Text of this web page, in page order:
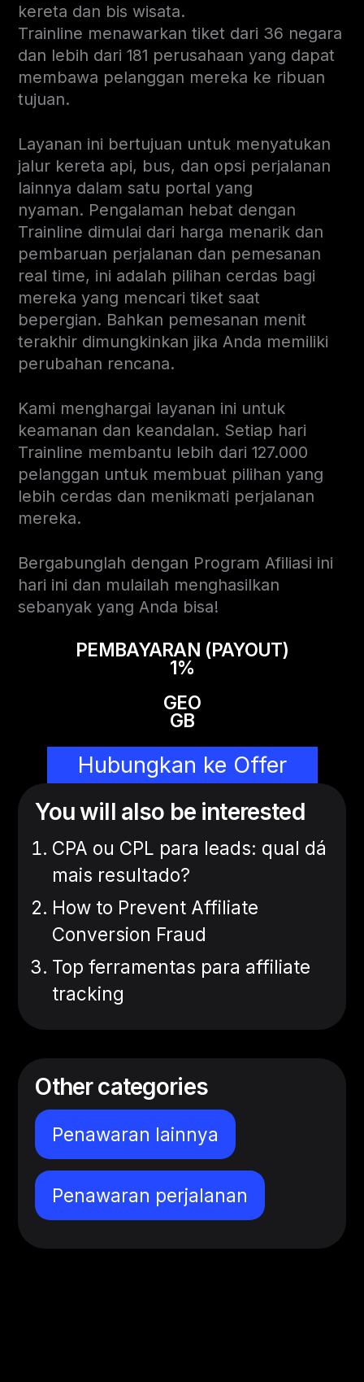
kereta dan bis wisata.
Trainline menawarkan tiket dari 36 negara
dan lebih dari 181 perusahaan yang dapat
membawa pelanggan mereka ke ribuan
tujuan.
Layanan ini bertujuan untuk menyatukan
jalur kereta api, bus, dan opsi perjalanan
lainnya dalam satu portal yang
nyaman. Pengalaman hebat dengan
Trainline dimulai dari harga menarik dan
pembaruan perjalanan dan pemesanan
real time, ini adalah pilihan cerdas bagi
mereka yang mencari tiket saat
bepergian. Bahkan pemesanan menit
terakhir dimungkinkan jika Anda memiliki
perubahan rencana.
Kami menghargai layanan ini untuk
keamanan dan keandalan. Setiap hari
Trainline membantu lebih dari 127.000
pelanggan untuk membuat pilihan yang
lebih cerdas dan menikmati perjalanan
mereka.
Bergabunglah dengan Program Afiliasi ini
hari ini dan mulailah menghasilkan
sebanyak yang Anda bisa!
PEMBAYARAN (PAYOUT)
1%
GEO
GB
Hubungkan ke Offer
You will also be interested
CPA ou CPL para leads: qual dá
mais resultado?
How to Prevent Affiliate
Conversion Fraud
Top ferramentas para affiliate
tracking
Other categories
Penawaran lainnya
Penawaran perjalanan